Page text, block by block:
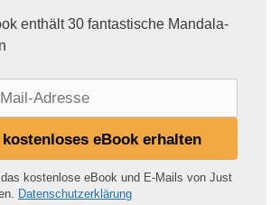
enthält 30 fantastische Mandala-
kostenloses eBook erhalten
kostenlose eBook und E-Mails von Just
Datenschutzerklärung